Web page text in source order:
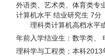
外语类、艺术类、体育类专
计算机水平 结业研究生 7分
理科类计算机高档水平
年前入学结业生：数学类、
理科学与工程类；本科2013